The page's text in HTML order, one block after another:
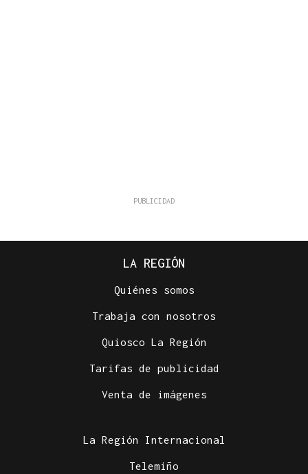
LA REGIÓN
Quiénes somos
Trabaja con nosotros
Quiosco La Región
Tarifas de publicidad
Venta de imágenes
La Región Internacional
Telemiño